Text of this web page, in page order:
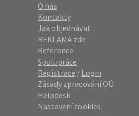
O nás
Kontakty
Jak objednávat
REKLAMA zde
Reference
Spolupráce
Registrace / Login
Zásady zpracování OÚ
Helpdesk
Nastavení cookies